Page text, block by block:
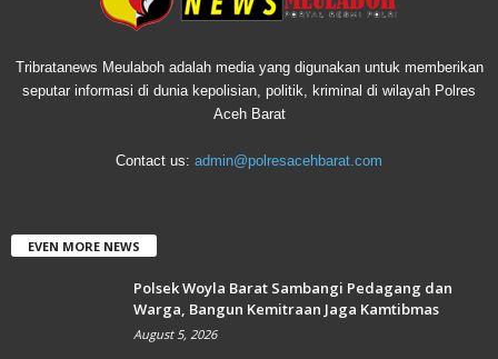
Tribratanews Meulaboh adalah media yang digunakan untuk memberikan
seputar informasi di dunia kepolisian, politik, kriminal di wilayah Polres
Aceh Barat
Contact us: admin@polresacehbarat.com
EVEN MORE NEWS
Polsek Woyla Barat Sambangi Pedagang dan
Warga, Bangun Kemitraan Jaga Kamtibmas
August 5, 2026